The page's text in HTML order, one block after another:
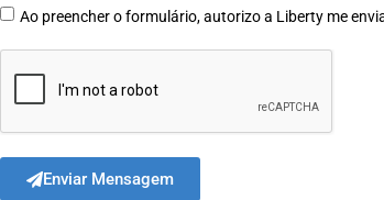
Ao preencher o formulário, autorizo a Liberty me
Enviar Mensagem